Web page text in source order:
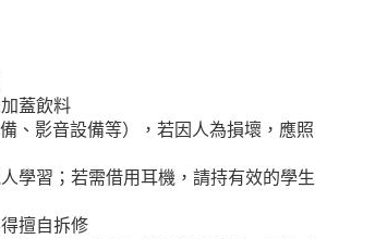
蓋飲料
、影音設備等），若因人為損壞，應照
學習；若需借用耳機，請持有效的學生
擅自拆修